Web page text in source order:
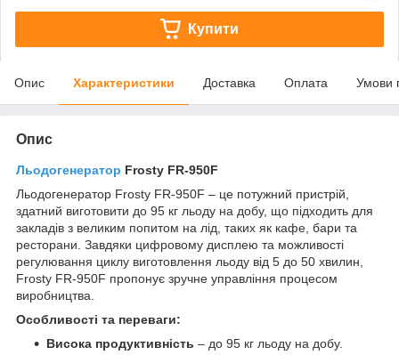
Купити
Опис Характеристики Доставка Оплата Умови
Опис
Льодогенератор Frosty FR-950F
Льодогенератор Frosty FR-950F – це потужний пристрій,
здатний виготовити до 95 кг льоду на добу, що підходить для
закладів з великим попитом на лід, таких як кафе, бари та
ресторани. Завдяки цифровому дисплею та можливості
регулювання циклу виготовлення льоду від 5 до 50 хвилин,
Frosty FR-950F пропонує зручне управління процесом
виробництва.
Особливості та переваги:
Висока продуктивність – до 95 кг льоду на добу.